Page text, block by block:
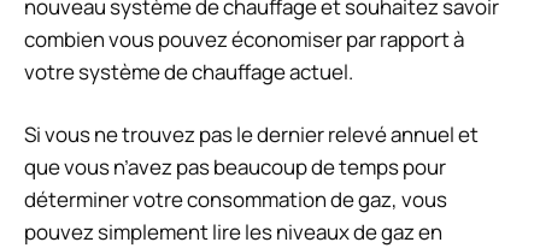
nouveau système de chauffage et souhaitez savoir
combien vous pouvez économiser par rapport à
votre système de chauffage actuel.
Si vous ne trouvez pas le dernier relevé annuel et
que vous n’avez pas beaucoup de temps pour
déterminer votre consommation de gaz, vous
pouvez simplement lire les niveaux de gaz en